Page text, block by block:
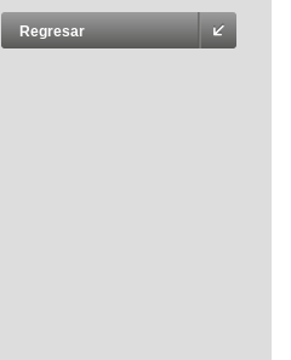
Regresar